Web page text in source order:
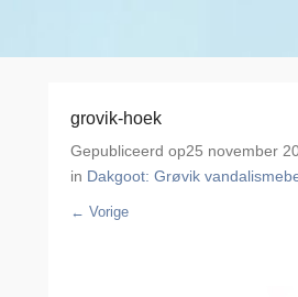
grovik-hoek
Gepubliceerd op25 november
in Dakgoot: Grøvik
← Vorige